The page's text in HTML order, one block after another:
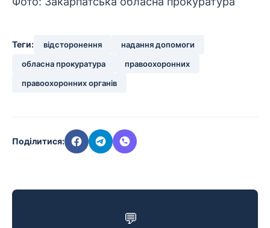
Теги: відсторонення
надання допомоги
обласна прокуратура
правоохоронних
правоохоронних органів
Поділитися:
💬